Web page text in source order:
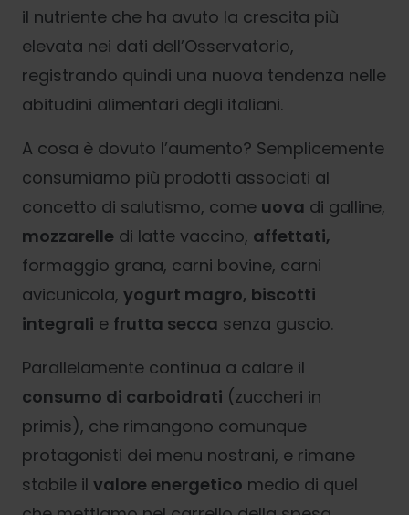
il nutriente che ha avuto la crescita più
elevata nei dati dell’Osservatorio,
registrando quindi una nuova tendenza nelle
abitudini alimentari degli italiani.
A cosa è dovuto l’aumento? Semplicemente
consumiamo più prodotti associati al
concetto di salutismo, come uova di galline,
mozzarelle di latte vaccino, affettati,
formaggio grana, carni bovine, carni
avicunicola, yogurt magro, biscotti
integrali e frutta secca senza guscio.
Parallelamente continua a calare il
consumo di carboidrati (zuccheri in
primis), che rimangono comunque
protagonisti dei menu nostrani, e rimane
stabile il valore energetico medio di quel